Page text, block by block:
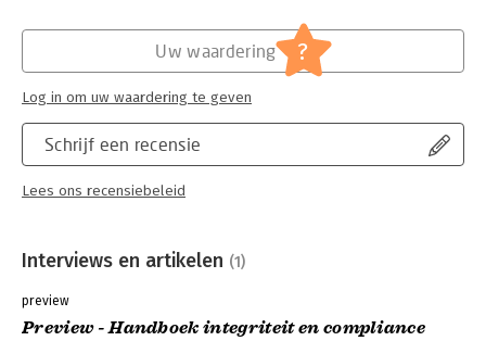
Schrijf een recensie
Lees ons recensiebeleid
Uw waardering ?
Log in om uw waardering te geven
Interviews en artikelen (1)
preview
Preview - Handboek integriteit en compliance